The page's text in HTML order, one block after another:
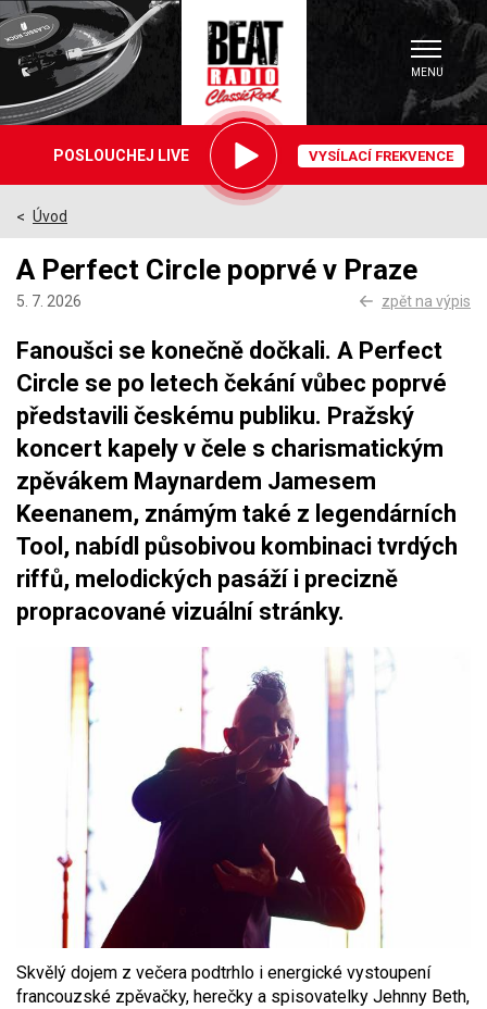
hrajemePOSLOUCHEJ LIVE VYSÍLACÍ FREKVENCE
MENU
Úvod
>
A Perfect Circle poprvé v Praze
5. 7. 2026 zpět na výpis
Fanoušci se konečně dočkali. A Perfect
Circle se po letech čekání vůbec poprvé
představili českému publiku. Pražský
koncert kapely v čele s charismatickým
zpěvákem Maynardem Jamesem
Keenanem, známým také z legendárních
Tool, nabídl působivou kombinaci tvrdých
riffů, melodických pasáží i precizně
propracované vizuální stránky.
Skvělý dojem z večera podtrhlo i energické vystoupení
francouzské zpěvačky, herečky a spisovatelky Jehnny Beth,